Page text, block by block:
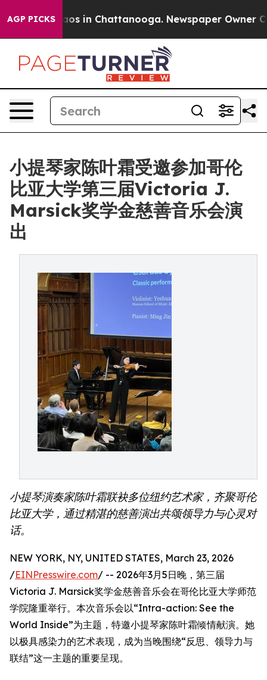
AGP PICKS
Chaos in Chattanooga. Newspaper Owner
小提琴家陈叶霜受邀参加哥伦
比亚大学第三届Victoria J.
Marsick奖学金慈善音乐会演
出
小提琴演奏家陈叶霜联袂多位纽约艺术家，齐聚哥伦
比亚大学，通过精湛的慈善演出共颂领导力与心灵对
话。
NEW YORK, NY, UNITED STATES, March 23, 2026
/EINPresswire.com/ -- 2026年3月5日晚，第三届
Victoria J. Marsick奖学金慈善音乐会在哥伦比亚大学师范
学院隆重举行。本次音乐会以“Intra-action: See the
World Inside”为主题，特邀小提琴家陈叶霜倾情献演。她
以极具感染力的艺术表现，成为当晚围绕“反思、领导力与
联结”这一主题的重要呈现。